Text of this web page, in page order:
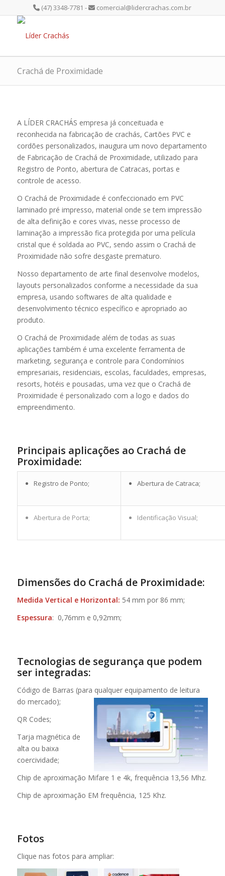
(47) 3348-7781 - comercial@lidercrachas.com.br
Crachá de Proximidade
A LÍDER CRACHÁS empresa já conceituada e
reconhecida na fabricação de crachás, Cartões PVC e
cordões personalizados, inaugura um novo departamento
de Fabricação de Crachá de Proximidade, utilizado para
Registro de Ponto, abertura de Catracas, portas e
controle de acesso.
O Crachá de Proximidade é confeccionado em PVC
laminado pré impresso, material onde se tem impressão
de alta definição e cores vivas, nesse processo de
laminação a impressão fica protegida por uma película
cristal que é soldada ao PVC, sendo assim o Crachá de
Proximidade não sofre desgaste prematuro.
Nosso departamento de arte final desenvolve modelos,
layouts personalizados conforme a necessidade da sua
empresa, usando softwares de alta qualidade e
desenvolvimento técnico específico e apropriado ao
produto.
O Crachá de Proximidade além de todas as suas
aplicações também é uma excelente ferramenta de
marketing, segurança e controle para Condomínios
empresariais, residenciais, escolas, faculdades, empresas,
resorts, hotéis e pousadas, uma vez que o Crachá de
Proximidade é personalizado com a logo e dados do
empreendimento.
Principais aplicações ao Crachá de
Proximidade:
Registro de Ponto; Abertura de Catraca;
Abertura de Porta; Identificação Visual;
Dimensões do Crachá de Proximidade:
Medida Vertical e Horizontal: 54 mm por 86 mm;
Espessura: 0,76mm e 0,92mm;
Tecnologias de segurança que podem
ser integradas:
Código de Barras (para qualquer equipamento de leitura
do mercado);
QR Codes;
Tarja magnética de
alta ou baixa
coercividade;
Chip de aproximação Mifare 1 e 4k, frequência 13,56 Mhz.
Chip de aproximação EM frequência, 125 Khz.
Fotos
Clique nas fotos para ampliar: